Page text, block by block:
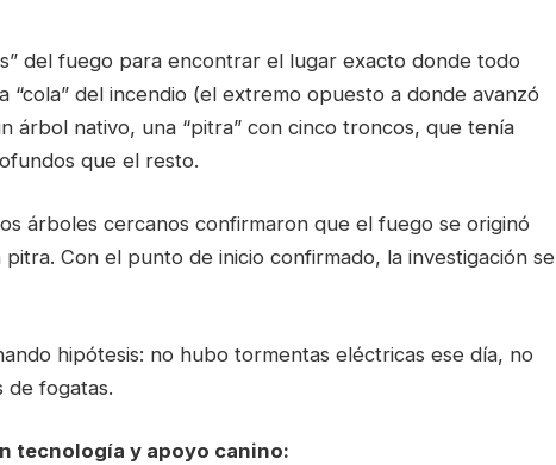
del fuego para encontrar el lugar exacto donde todo
“cola” del incendio (el extremo opuesto a donde avanzó
árbol nativo, una “pitra” con cinco troncos, que tenía
que el resto.
árboles cercanos confirmaron que el fuego se originó
Con el punto de inicio confirmado, la investigación se
hipótesis: no hubo tormentas eléctricas ese día, no
de fogatas.
tecnología y apoyo canino: